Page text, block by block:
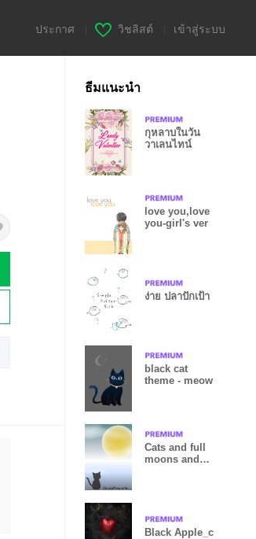
ประกาศ วิชลิสต์ เข้าสู่ระบบ
ธีมแนะนำ
กุหลาบในวัน
วาเลนไทน์
love you,love
you-girl's ver
ง่าย ปลาปักเป้า
black cat
theme - meow
Cats and full
moons and
Black Apple_c